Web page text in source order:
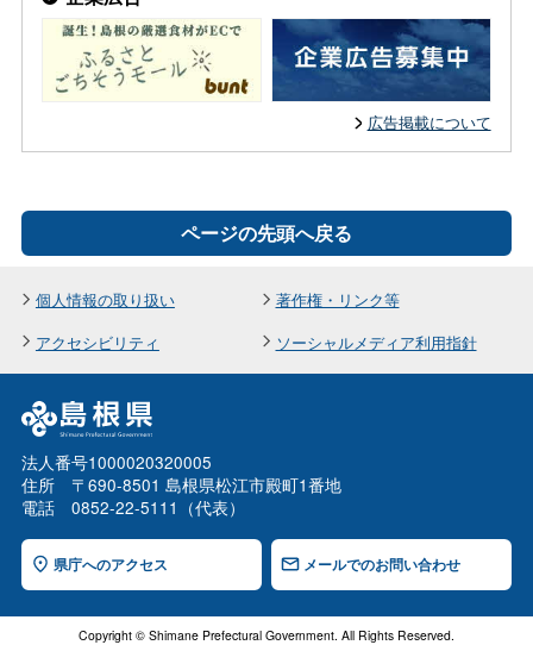
広告掲載について
ページの先頭へ戻る
個人情報の取り扱い
著作権・リンク等
アクセシビリティ
ソーシャルメディア利用指針
法人番号1000020320005
住所 〒690-8501 島根県松江市殿町1番地
電話 0852-22-5111（代表）
県庁へのアクセス メールでのお問い合わせ
Copyright © Shimane Prefectural Government. All Rights Reserved.